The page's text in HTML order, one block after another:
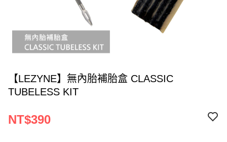
【LEZYNE】無內胎補胎盒 CLASSIC
TUBELESS KIT
NT$390